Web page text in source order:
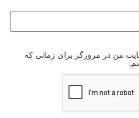
من در مرورگر برای زمانی که